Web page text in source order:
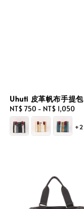
Uhuti 皮革帆布手提包
Regular
price
NT$ 750 - NT$ 1,050
+2